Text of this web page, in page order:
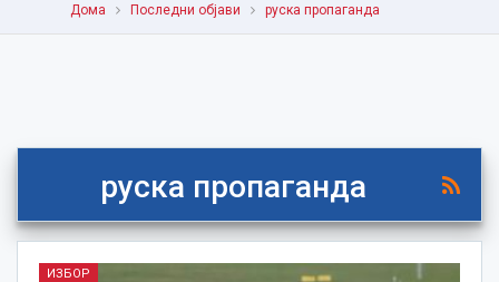
Дома Последни објави руска пропаганда
руска пропаганда
ИЗБОР